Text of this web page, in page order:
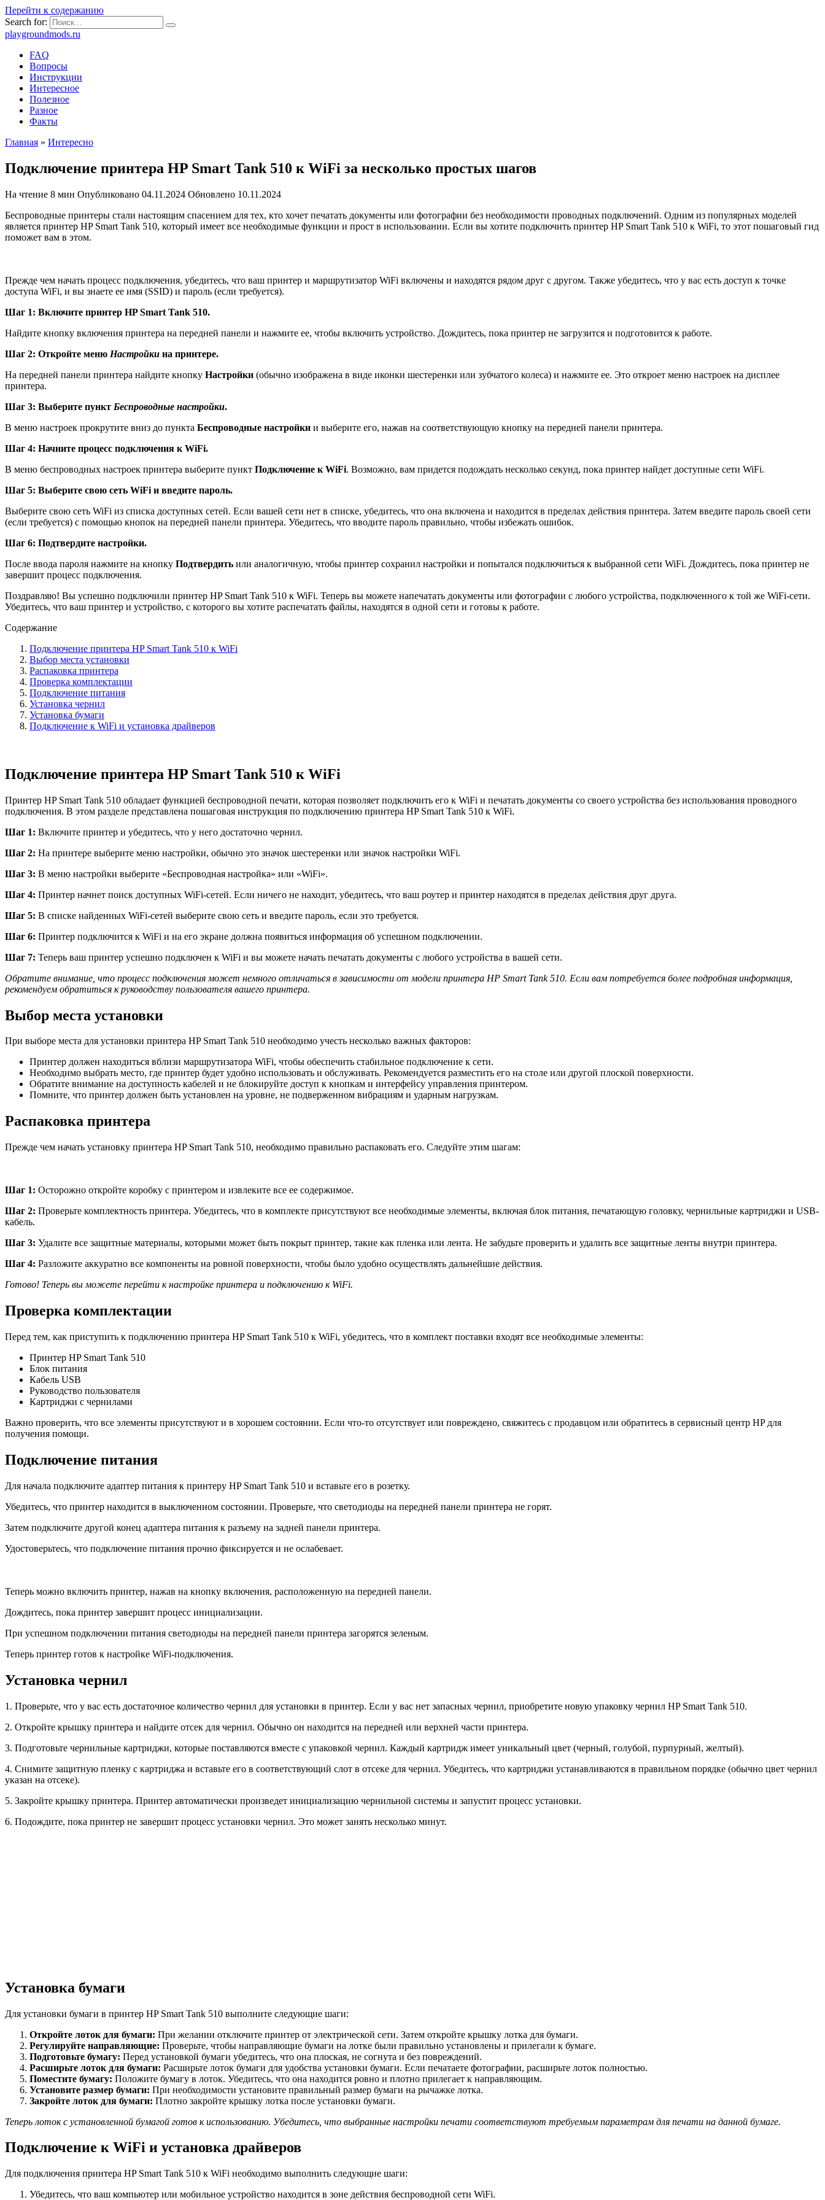
Перейти к содержанию
Search for:
playgroundmods.ru
FAQ
Вопросы
Инструкции
Интересное
Полезное
Разное
Факты
Главная » Интересно
Подключение принтера HP Smart Tank 510 к WiFi за несколько простых шагов
На чтение 8 мин Опубликовано 04.11.2024 Обновлено 10.11.2024
Беспроводные принтеры стали настоящим спасением для тех, кто хочет печатать документы или фотографии без необходимости проводных подключений. Одним из популярных моделей
является принтер HP Smart Tank 510, который имеет все необходимые функции и прост в использовании. Если вы хотите подключить принтер HP Smart Tank 510 к WiFi, то этот пошаговый гид
поможет вам в этом.
Прежде чем начать процесс подключения, убедитесь, что ваш принтер и маршрутизатор WiFi включены и находятся рядом друг с другом. Также убедитесь, что у вас есть доступ к точке
доступа WiFi, и вы знаете ее имя (SSID) и пароль (если требуется).
Шаг 1: Включите принтер HP Smart Tank 510.
Найдите кнопку включения принтера на передней панели и нажмите ее, чтобы включить устройство. Дождитесь, пока принтер не загрузится и подготовится к работе.
Шаг 2: Откройте меню Настройки на принтере.
На передней панели принтера найдите кнопку Настройки (обычно изображена в виде иконки шестеренки или зубчатого колеса) и нажмите ее. Это откроет меню настроек на дисплее
принтера.
Шаг 3: Выберите пункт Беспроводные настройки.
В меню настроек прокрутите вниз до пункта Беспроводные настройки и выберите его, нажав на соответствующую кнопку на передней панели принтера.
Шаг 4: Начните процесс подключения к WiFi.
В меню беспроводных настроек принтера выберите пункт Подключение к WiFi. Возможно, вам придется подождать несколько секунд, пока принтер найдет доступные сети WiFi.
Шаг 5: Выберите свою сеть WiFi и введите пароль.
Выберите свою сеть WiFi из списка доступных сетей. Если вашей сети нет в списке, убедитесь, что она включена и находится в пределах действия принтера. Затем введите пароль своей сети
(если требуется) с помощью кнопок на передней панели принтера. Убедитесь, что вводите пароль правильно, чтобы избежать ошибок.
Шаг 6: Подтвердите настройки.
После ввода пароля нажмите на кнопку Подтвердить или аналогичную, чтобы принтер сохранил настройки и попытался подключиться к выбранной сети WiFi. Дождитесь, пока принтер не
завершит процесс подключения.
Поздравляю! Вы успешно подключили принтер HP Smart Tank 510 к WiFi. Теперь вы можете напечатать документы или фотографии с любого устройства, подключенного к той же WiFi-сети.
Убедитесь, что ваш принтер и устройство, с которого вы хотите распечатать файлы, находятся в одной сети и готовы к работе.
Содержание
Подключение принтера HP Smart Tank 510 к WiFi
Выбор места установки
Распаковка принтера
Проверка комплектации
Подключение питания
Установка чернил
Установка бумаги
Подключение к WiFi и установка драйверов
Подключение принтера HP Smart Tank 510 к WiFi
Принтер HP Smart Tank 510 обладает функцией беспроводной печати, которая позволяет подключить его к WiFi и печатать документы со своего устройства без использования проводного
подключения. В этом разделе представлена пошаговая инструкция по подключению принтера HP Smart Tank 510 к WiFi.
Шаг 1: Включите принтер и убедитесь, что у него достаточно чернил.
Шаг 2: На принтере выберите меню настройки, обычно это значок шестеренки или значок настройки WiFi.
Шаг 3: В меню настройки выберите «Беспроводная настройка» или «WiFi».
Шаг 4: Принтер начнет поиск доступных WiFi-сетей. Если ничего не находит, убедитесь, что ваш роутер и принтер находятся в пределах действия друг друга.
Шаг 5: В списке найденных WiFi-сетей выберите свою сеть и введите пароль, если это требуется.
Шаг 6: Принтер подключится к WiFi и на его экране должна появиться информация об успешном подключении.
Шаг 7: Теперь ваш принтер успешно подключен к WiFi и вы можете начать печатать документы с любого устройства в вашей сети.
Обратите внимание, что процесс подключения может немного отличаться в зависимости от модели принтера HP Smart Tank 510. Если вам потребуется более подробная информация,
рекомендуем обратиться к руководству пользователя вашего принтера.
Выбор места установки
При выборе места для установки принтера HP Smart Tank 510 необходимо учесть несколько важных факторов:
Принтер должен находиться вблизи маршрутизатора WiFi, чтобы обеспечить стабильное подключение к сети.
Необходимо выбрать место, где принтер будет удобно использовать и обслуживать. Рекомендуется разместить его на столе или другой плоской поверхности.
Обратите внимание на доступность кабелей и не блокируйте доступ к кнопкам и интерфейсу управления принтером.
Помните, что принтер должен быть установлен на уровне, не подверженном вибрациям и ударным нагрузкам.
Распаковка принтера
Прежде чем начать установку принтера HP Smart Tank 510, необходимо правильно распаковать его. Следуйте этим шагам:
Шаг 1: Осторожно откройте коробку с принтером и извлеките все ее содержимое.
Шаг 2: Проверьте комплектность принтера. Убедитесь, что в комплекте присутствуют все необходимые элементы, включая блок питания, печатающую головку, чернильные картриджи и USB-
кабель.
Шаг 3: Удалите все защитные материалы, которыми может быть покрыт принтер, такие как пленка или лента. Не забудьте проверить и удалить все защитные ленты внутри принтера.
Шаг 4: Разложите аккуратно все компоненты на ровной поверхности, чтобы было удобно осуществлять дальнейшие действия.
Готово! Теперь вы можете перейти к настройке принтера и подключению к WiFi.
Проверка комплектации
Перед тем, как приступить к подключению принтера HP Smart Tank 510 к WiFi, убедитесь, что в комплект поставки входят все необходимые элементы:
Принтер HP Smart Tank 510
Блок питания
Кабель USB
Руководство пользователя
Картриджи с чернилами
Важно проверить, что все элементы присутствуют и в хорошем состоянии. Если что-то отсутствует или повреждено, свяжитесь с продавцом или обратитесь в сервисный центр HP для
получения помощи.
Подключение питания
Для начала подключите адаптер питания к принтеру HP Smart Tank 510 и вставьте его в розетку.
Убедитесь, что принтер находится в выключенном состоянии. Проверьте, что светодиоды на передней панели принтера не горят.
Затем подключите другой конец адаптера питания к разъему на задней панели принтера.
Удостоверьтесь, что подключение питания прочно фиксируется и не ослабевает.
Теперь можно включить принтер, нажав на кнопку включения, расположенную на передней панели.
Дождитесь, пока принтер завершит процесс инициализации.
При успешном подключении питания светодиоды на передней панели принтера загорятся зеленым.
Теперь принтер готов к настройке WiFi-подключения.
Установка чернил
1. Проверьте, что у вас есть достаточное количество чернил для установки в принтер. Если у вас нет запасных чернил, приобретите новую упаковку чернил HP Smart Tank 510.
2. Откройте крышку принтера и найдите отсек для чернил. Обычно он находится на передней или верхней части принтера.
3. Подготовьте чернильные картриджи, которые поставляются вместе с упаковкой чернил. Каждый картридж имеет уникальный цвет (черный, голубой, пурпурный, желтый).
4. Снимите защитную пленку с картриджа и вставьте его в соответствующий слот в отсеке для чернил. Убедитесь, что картриджи устанавливаются в правильном порядке (обычно цвет чернил
указан на отсеке).
5. Закройте крышку принтера. Принтер автоматически произведет инициализацию чернильной системы и запустит процесс установки.
6. Подождите, пока принтер не завершит процесс установки чернил. Это может занять несколько минут.
Установка бумаги
Для установки бумаги в принтер HP Smart Tank 510 выполните следующие шаги:
Откройте лоток для бумаги: При желании отключите принтер от электрической сети. Затем откройте крышку лотка для бумаги.
Регулируйте направляющие: Проверьте, чтобы направляющие бумаги на лотке были правильно установлены и прилегали к бумаге.
Подготовьте бумагу: Перед установкой бумаги убедитесь, что она плоская, не согнута и без повреждений.
Расширьте лоток для бумаги: Расширьте лоток бумаги для удобства установки бумаги. Если печатаете фотографии, расширьте лоток полностью.
Поместите бумагу: Положите бумагу в лоток. Убедитесь, что она находится ровно и плотно прилегает к направляющим.
Установите размер бумаги: При необходимости установите правильный размер бумаги на рычажке лотка.
Закройте лоток для бумаги: Плотно закройте крышку лотка после установки бумаги.
Теперь лоток с установленной бумагой готов к использованию. Убедитесь, что выбранные настройки печати соответствуют требуемым параметрам для печати на данной бумаге.
Подключение к WiFi и установка драйверов
Для подключения принтера HP Smart Tank 510 к WiFi необходимо выполнить следующие шаги:
Убедитесь, что ваш компьютер или мобильное устройство находится в зоне действия беспроводной сети WiFi.